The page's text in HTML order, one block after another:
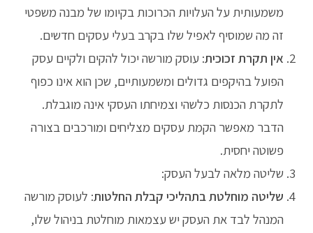
משמעותית על העלויות הכרוכות בקיומו של מבנה משפטי
זה מה שמוסיף לאפיל שלו בקרב בעלי עסקים חדשים.
אין תקרת זכוכית: עוסק מורשה יכול להקים ולקיים עסק
הפועל בהיקפים גדולים ומשמעותיים, שכן הוא אינו כפוף
לתקרת הכנסות כלשהי וצמיחתו העסקי אינה מוגבלת.
הדבר מאפשר הקמת עסקים מצליחים ומורכבים בצורה
פשוטה יחסית.
שליטה מלאה לבעל העסק:
שליטה מוחלטת בתהליכי קבלת החלטות: לעוסק מורשה
המנהל לבד את העסק יש עצמאות מוחלטת בניהול שלו,